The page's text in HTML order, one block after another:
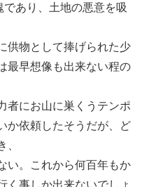
あり、土地の悪意を吸
供物として捧げられた少
最早想像も出来ない程の
者にお山に巣くうテンポ
か依頼したそうだが、ど
、
い。これから何百年もか
く事しか出来ないでしょ